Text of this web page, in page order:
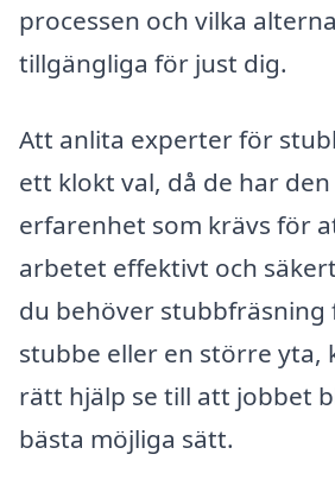
processen och vilka
tillgängliga för just dig.
Att anlita experter för
ett klokt val, då de har
erfarenhet som krävs för
arbetet effektivt och
du behöver stubbfräsning
stubbe eller en större yta,
rätt hjälp se till att jobbet
bästa möjliga sätt.